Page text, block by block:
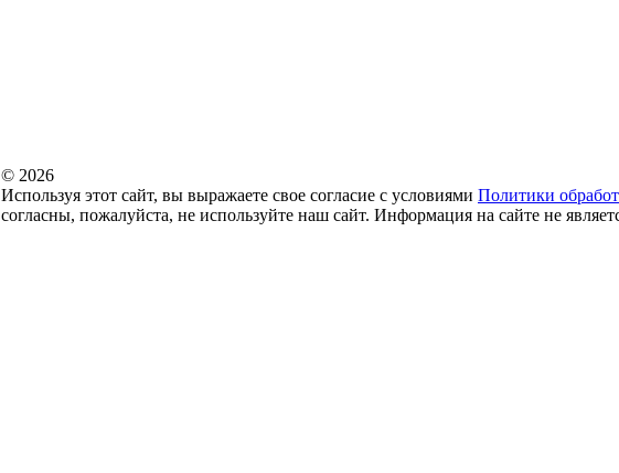
© 2026
Используя этот сайт, вы выражаете свое согласие с условиями Политики
согласны, пожалуйста, не используйте наш сайт. Информация на сайте не